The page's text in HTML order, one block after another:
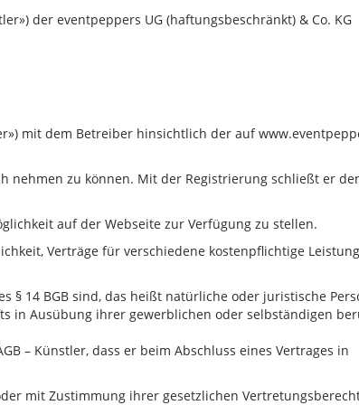
der eventpeppers UG (haftungsbeschränkt) & Co. KG
mit dem Betreiber hinsichtlich der auf
nehmen zu können. Mit der Registrierung schließt er
auf der Webseite zur Verfügung zu stellen.
Verträge für verschiedene kostenpflichtige
§ 14 BGB sind, das heißt natürliche oder juristische
in Ausübung ihrer gewerblichen oder selbständigen
– Künstler, dass er beim Abschluss eines Vertrages in
mit Zustimmung ihrer gesetzlichen